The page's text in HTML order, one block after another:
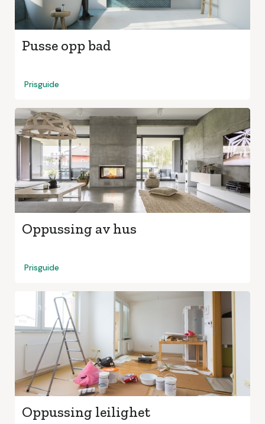
Pusse opp bad
Prisguide
Oppussing av hus
Prisguide
Oppussing leilighet